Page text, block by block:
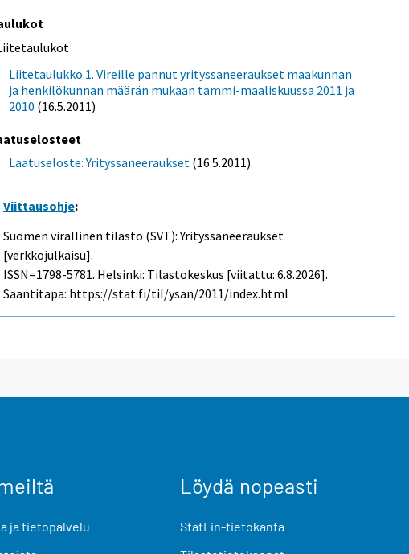
Liitetaulukko 1. Vireille pannut yrityssaneeraukset maakunnan
ja henkilökunnan määrän mukaan tammi-maaliskuussa 2011 ja
2010 (16.5.2011)
Laatuseloste: Yrityssaneeraukset (16.5.2011)
Viittausohje:
Suomen virallinen tilasto (SVT): Yrityssaneeraukset
[verkkojulkaisu].
ISSN=1798-5781. Helsinki: Tilastokeskus [viitattu: 6.8.2026].
Saantitapa: https://stat.fi/til/ysan/2011/index.html
ja tietopalvelu
Löydä nopeasti
StatFin-tietokanta